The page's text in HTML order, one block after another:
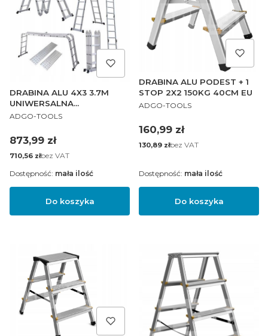
DRABINA ALU 4X3 3.7M
UNIWERSALNA
MOSTEK+PŁYTA
PRODUCENT
ADGO-TOOLS
Cena
873,99 zł
Cena
710,56 złbez VAT
Do koszyka
Dostępność: mała ilość
DRABINA ALU PODEST + 1
STOP 2X2 150KG 40CM EU
PRODUCENT
ADGO-TOOLS
Cena
160,99 zł
Cena
130,89 złbez VAT
Do koszyka
Dostępność: mała ilość